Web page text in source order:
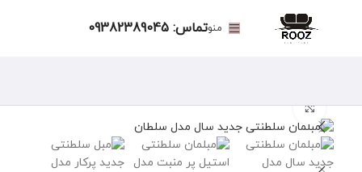
منوتماس: 09382389045
برای بزرگنمایی کلیک کنید